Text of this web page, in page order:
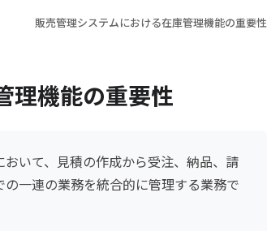
販売管理システムにおける在庫管理機能の重要性
理機能の重要性
いて、見積の作成から受注、納品、請
一連の業務を統合的に管理する業務で